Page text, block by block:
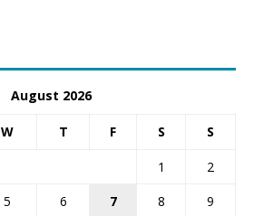
August 2026
W T F S S
1
2
5 6 7 8
9